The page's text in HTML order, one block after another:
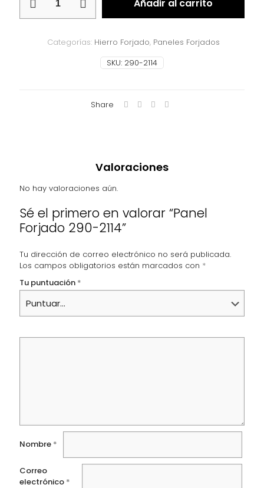
Forjado
290-
cantidad
Añadir al carrito
SKU: 290-2114
Categorías: Hierro Forjado, Paneles Forjados
Share
Valoraciones
No hay valoraciones aún.
Sé el primero en valorar “Panel
Forjado 290-2114”
Tu dirección de correo electrónico no será publicada.
Los campos obligatorios están marcados con *
Tu puntuación *
Nombre *
Correo
electrónico *